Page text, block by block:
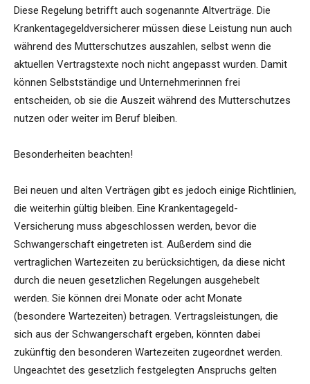
Diese Regelung betrifft auch sogenannte Altverträge. Die
Krankentagegeldversicherer müssen diese Leistung nun auch
während des Mutterschutzes auszahlen, selbst wenn die
aktuellen Vertragstexte noch nicht angepasst wurden. Damit
können Selbstständige und Unternehmerinnen frei
entscheiden, ob sie die Auszeit während des Mutterschutzes
nutzen oder weiter im Beruf bleiben.
Besonderheiten beachten!
Bei neuen und alten Verträgen gibt es jedoch einige Richtlinien,
die weiterhin gültig bleiben. Eine Krankentagegeld-
Versicherung muss abgeschlossen werden, bevor die
Schwangerschaft eingetreten ist. Außerdem sind die
vertraglichen Wartezeiten zu berücksichtigen, da diese nicht
durch die neuen gesetzlichen Regelungen ausgehebelt
werden. Sie können drei Monate oder acht Monate
(besondere Wartezeiten) betragen. Vertragsleistungen, die
sich aus der Schwangerschaft ergeben, könnten dabei
zukünftig den besonderen Wartezeiten zugeordnet werden.
Ungeachtet des gesetzlich festgelegten Anspruchs gelten